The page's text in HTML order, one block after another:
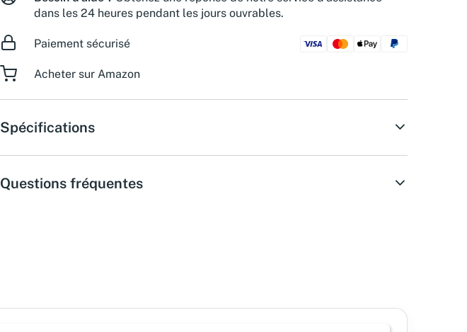
dans les 24 heures pendant les jours ouvrables.
Paiement sécurisé
Acheter sur Amazon
Spécifications
Questions fréquentes